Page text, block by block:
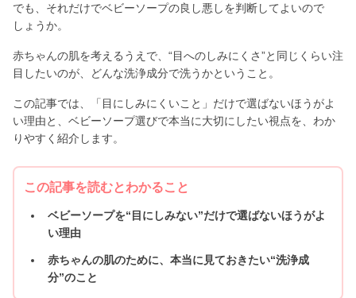
でも、それだけでベビーソープの良し悪しを判断してよいので
しょうか。
赤ちゃんの肌を考えるうえで、“目へのしみにくさ”と同じくらい注
目したいのが、どんな洗浄成分で洗うかということ。
この記事では、「目にしみにくいこと」だけで選ばないほうがよ
い理由と、ベビーソープ選びで本当に大切にしたい視点を、わか
りやすく紹介します。
この記事を読むとわかること
ベビーソープを“目にしみない”だけで選ばないほうがよ
い理由
赤ちゃんの肌のために、本当に見ておきたい“洗浄成
分”のこと